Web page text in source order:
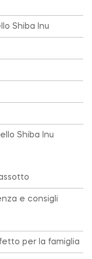
Shiba Inu
Shiba Inu
e consigli
per la famiglia